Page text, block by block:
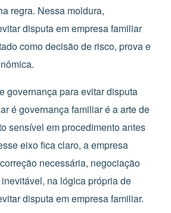
regra. Nessa moldura,
disputa em empresa familiar
como decisão de risco, prova e
governança para evitar disputa
é governança familiar é a arte de
sensível em procedimento antes
eixo fica claro, a empresa
necessária, negociação
na lógica própria de
disputa em empresa familiar.